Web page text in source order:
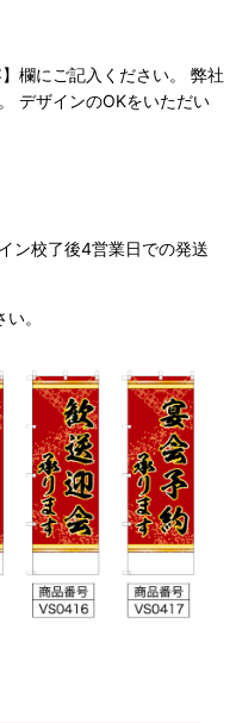
欄にご記入ください。 弊社
デザインのOKをいただい
ン校了後4営業日での発送
。